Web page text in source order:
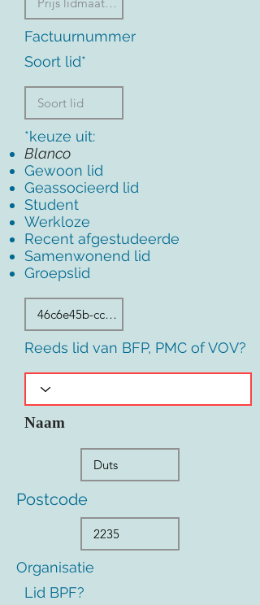
Factuurnummer
Soort lid*
*keuze uit:
Blanco
Gewoon lid
Geassocieerd lid
Student
Werkloze
Recent afgestudeerde
Samenwonend lid
Groepslid
Reeds lid van BFP, PMC of VOV?
Naam
Postcode
Organisatie
Lid BPF?